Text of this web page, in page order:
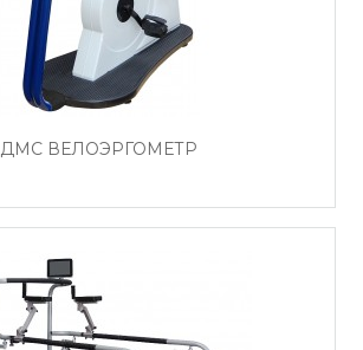
ДМС ВЕЛОЭРГОМЕТР